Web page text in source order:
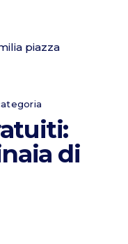
di